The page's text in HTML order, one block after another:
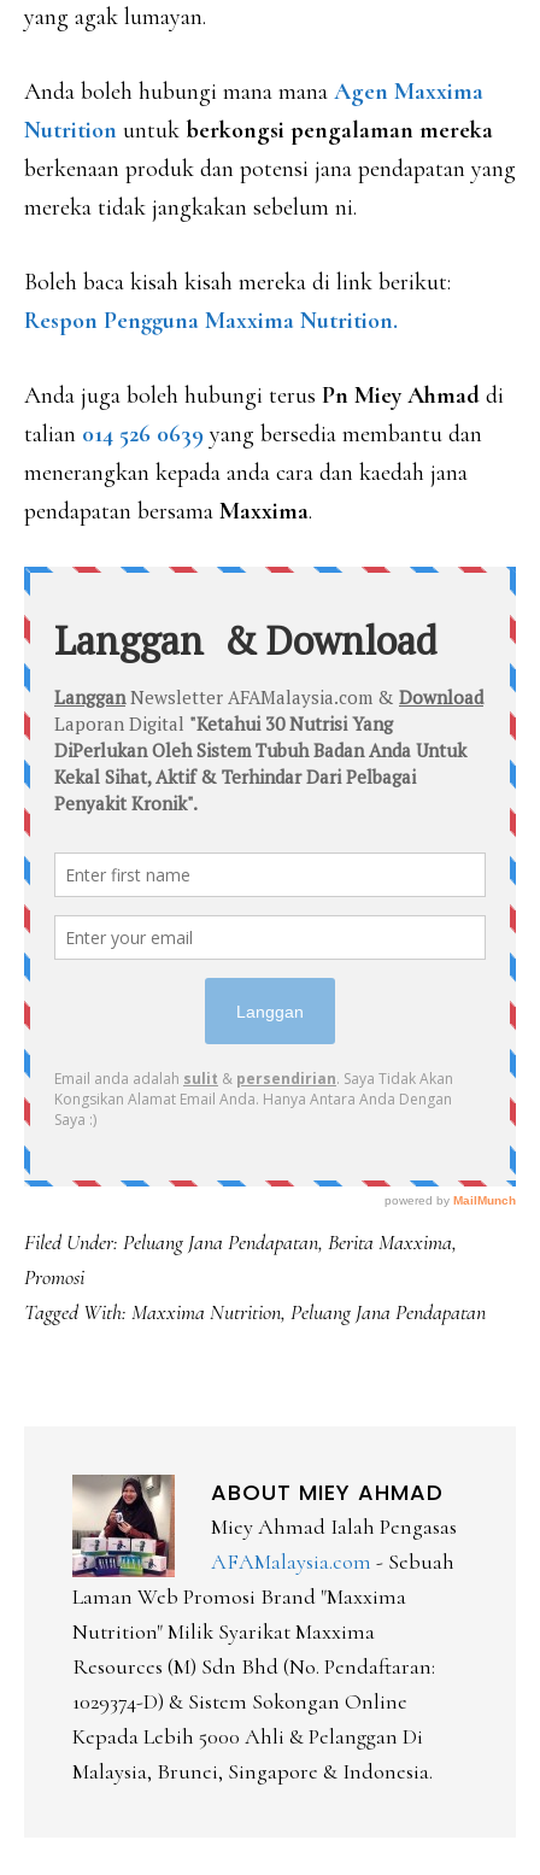
yang agak lumayan.
Anda boleh hubungi mana mana Agen Maxxima
Nutrition untuk berkongsi pengalaman mereka
berkenaan produk dan potensi jana pendapatan yang
mereka tidak jangkakan sebelum ni.
Boleh baca kisah kisah mereka di link berikut:
Respon Pengguna Maxxima Nutrition.
Anda juga boleh hubungi terus Pn Miey Ahmad di
talian 014 526 0639 yang bersedia membantu dan
menerangkan kepada anda cara dan kaedah jana
pendapatan bersama Maxxima.
Filed Under: Peluang Jana Pendapatan, Berita Maxxima,
Promosi
Tagged With: Maxxima Nutrition, Peluang Jana Pendapatan
ABOUT MIEY AHMAD
Miey Ahmad Ialah Pengasas
AFAMalaysia.com - Sebuah
Laman Web Promosi Brand "Maxxima
Nutrition" Milik Syarikat Maxxima
Resources (M) Sdn Bhd (No. Pendaftaran:
1029374-D) & Sistem Sokongan Online
Kepada Lebih 5000 Ahli & Pelanggan Di
Malaysia, Brunei, Singapore & Indonesia.